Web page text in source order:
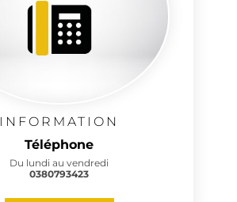
INFORMATION
Téléphone
Du lundi au vendredi
0380793423